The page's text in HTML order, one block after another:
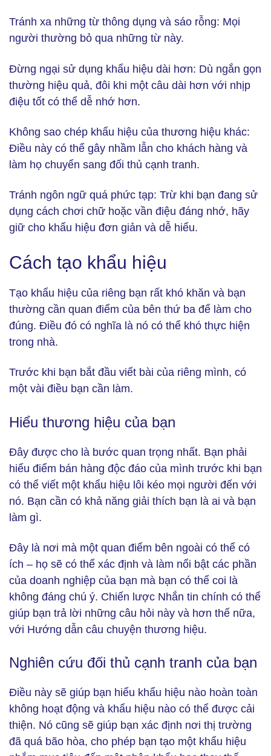
Tránh xa những từ thông dụng và sáo rỗng: Mọi
người thường bỏ qua những từ này.
Đừng ngại sử dụng khẩu hiệu dài hơn: Dù ngắn gọn
thường hiệu quả, đôi khi một câu dài hơn với nhịp
điệu tốt có thể dễ nhớ hơn.
Không sao chép khẩu hiệu của thương hiệu khác:
Điều này có thể gây nhầm lẫn cho khách hàng và
làm họ chuyển sang đối thủ cạnh tranh.
Tránh ngôn ngữ quá phức tạp: Trừ khi bạn đang sử
dụng cách chơi chữ hoặc vần điệu đáng nhớ, hãy
giữ cho khẩu hiệu đơn giản và dễ hiểu.
Cách tạo khẩu hiệu
Tạo khẩu hiệu của riêng bạn rất khó khăn và bạn
thường cần quan điểm của bên thứ ba để làm cho
đúng. Điều đó có nghĩa là nó có thể khó thực hiện
trong nhà.
Trước khi bạn bắt đầu viết bài của riêng mình, có
một vài điều bạn cần làm.
Hiểu thương hiệu của bạn
Đây được cho là bước quan trọng nhất. Bạn phải
hiểu điểm bán hàng độc đáo của mình trước khi bạn
có thể viết một khẩu hiệu lôi kéo mọi người đến với
nó. Bạn cần có khả năng giải thích bạn là ai và bạn
làm gì.
Đây là nơi mà một quan điểm bên ngoài có thể có
ích – họ sẽ có thể xác định và làm nổi bật các phần
của doanh nghiệp của bạn mà bạn có thể coi là
không đáng chú ý. Chiến lược Nhắn tin chính có thể
giúp bạn trả lời những câu hỏi này và hơn thế nữa,
với Hướng dẫn câu chuyện thương hiệu.
Nghiên cứu đối thủ cạnh tranh của bạn
Điều này sẽ giúp bạn hiểu khẩu hiệu nào hoàn toàn
không hoạt động và khẩu hiệu nào có thể được cải
thiện. Nó cũng sẽ giúp bạn xác định nơi thị trường
đã quá bão hòa, cho phép bạn tạo một khẩu hiệu